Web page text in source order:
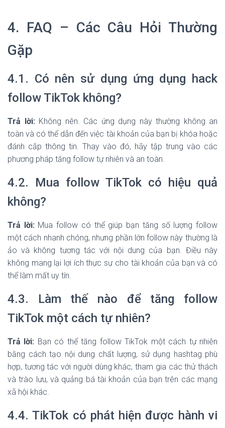
4. FAQ – Các Câu Hỏi Thường
Gặp
4.1. Có nên sử dụng ứng dụng hack
follow TikTok không?
Trả lời: Không nên. Các ứng dụng này thường không an
toàn và có thể dẫn đến việc tài khoản của bạn bị khóa hoặc
đánh cắp thông tin. Thay vào đó, hãy tập trung vào các
phương pháp tăng follow tự nhiên và an toàn.
4.2. Mua follow TikTok có hiệu quả
không?
Trả lời: Mua follow có thể giúp bạn tăng số lượng follow
một cách nhanh chóng, nhưng phần lớn follow này thường là
ảo và không tương tác với nội dung của bạn. Điều này
không mang lại lợi ích thực sự cho tài khoản của bạn và có
thể làm mất uy tín.
4.3. Làm thế nào để tăng follow
TikTok một cách tự nhiên?
Trả lời: Bạn có thể tăng follow TikTok một cách tự nhiên
bằng cách tạo nội dung chất lượng, sử dụng hashtag phù
hợp, tương tác với người dùng khác, tham gia các thử thách
và trào lưu, và quảng bá tài khoản của bạn trên các mạng
xã hội khác.
4.4. TikTok có phát hiện được hành vi